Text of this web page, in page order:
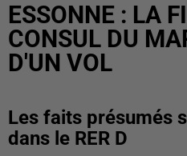
ESSONNE : LA
CONSUL DU
D'UN VOL
Les faits présumés
dans le RER D